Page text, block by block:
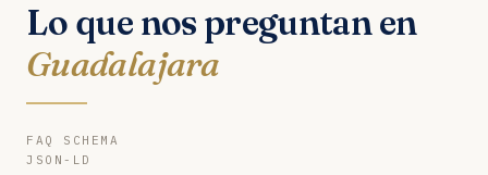
Lo que nos preguntan en
Guadalajara
FAQ SCHEMA
JSON-LD